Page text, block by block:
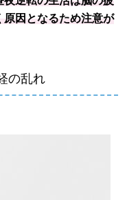
原因となるため注意が
の乱れ